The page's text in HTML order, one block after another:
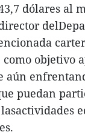
dólares al
objetivo
aún
puedan